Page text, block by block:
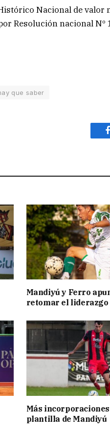
Nacional de valor
Resolución nacional
que saber
Mandiyú y Ferro
retomar el liderazgo
Más
plantilla de Mandiyú